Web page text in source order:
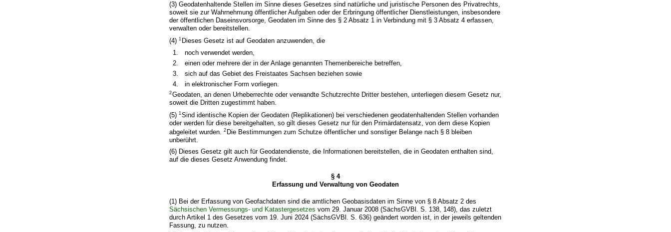
(3) Geodatenhaltende Stellen im Sinne dieses Gesetzes sind natürliche und juristische Personen des Privatrechts,
soweit sie zur Wahrnehmung öffentlicher Aufgaben oder der Erbringung öffentlicher Dienstleistungen, insbesondere
der öffentlichen Daseinsvorsorge, Geodaten im Sinne des § 2 Absatz 1 in Verbindung mit § 3 Absatz 4 erfassen,
verwalten oder bereitstellen.
(4)1 Dieses Gesetz ist auf Geodaten anzuwenden, die
1.
noch verwendet werden,
2.
einen oder mehrere der in der Anlage genannten Themenbereiche betreffen,
3.
sich auf das Gebiet des Freistaates Sachsen beziehen sowie
4.
in elektronischer Form vorliegen.
2Geodaten, an denen Urheberrechte oder verwandte Schutzrechte Dritter bestehen, unterliegen diesem Gesetz nur,
soweit die Dritten zugestimmt haben.
(5)1 Sind identische Kopien der Geodaten (Replikationen) bei verschiedenen geodatenhaltenden Stellen vorhanden
oder werden für diese bereitgehalten, so gilt dieses Gesetz nur für den Primärdatensatz, von dem diese Kopien
abgeleitet wurden.2 Die Bestimmungen zum Schutze öffentlicher und sonstiger Belange nach § 8 bleiben
unberührt.
(6) Dieses Gesetz gilt auch für Geodatendienste, die Informationen bereitstellen, die in Geodaten enthalten sind,
auf die dieses Gesetz Anwendung findet.
§ 4
Erfassung und Verwaltung von Geodaten
(1) Bei der Erfassung von Geofachdaten sind die amtlichen Geobasisdaten im Sinne von § 8 Absatz 2 des
Sächsischen Vermessungs- und Katastergesetzes vom 29. Januar 2008 (SächsGVBl. S. 138, 148), das zuletzt
durch Artikel 1 des Gesetzes vom 19. Juni 2024 (SächsGVBl. S. 636) geändert worden ist, in der jeweils geltenden
Fassung, zu nutzen.